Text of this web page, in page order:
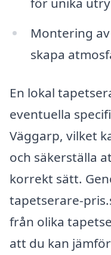
Montering
skapa
En lokal
eventuella
Väggarp, vilket
och säkerställa
korrekt sätt.
tapetserare-
från olika
att du kan